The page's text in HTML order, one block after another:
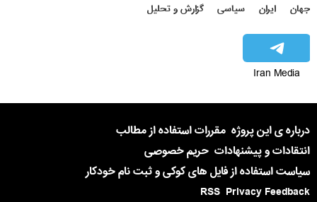
جهان ایران سیاسی گزارش و تحلیل
Iran Media
درباره ی این پروژه مقررات استفاده از مطالب
انتقادات و پیشنهادات حریم خصوصی
سیاست استفاده از فایل های کوکی و ثبت نام خودکار
Privacy Feedback
RSS